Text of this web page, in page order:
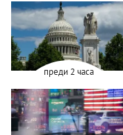
преди 2 часа